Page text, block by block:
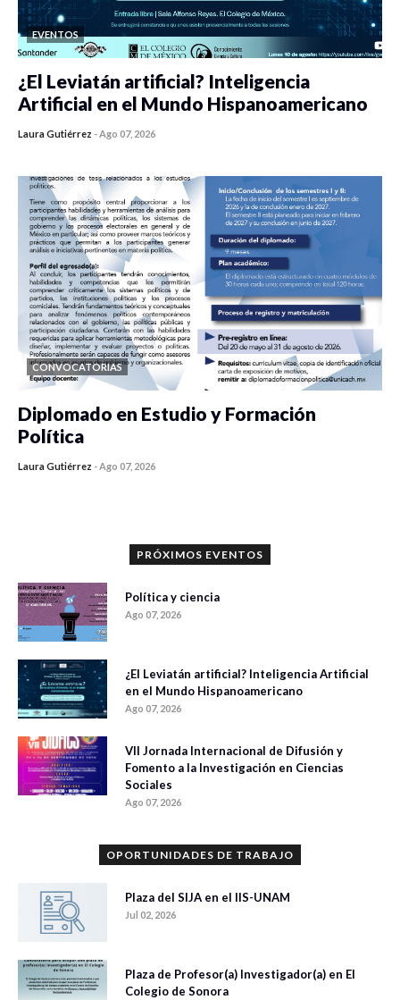
EVENTOS
¿El Leviatán artificial? Inteligencia
Artificial en el Mundo Hispanoamericano
Laura Gutiérrez -Ago 07, 2026
CONVOCATORIAS
Diplomado en Estudio y Formación
Política
Laura Gutiérrez -Ago 07, 2026
PRÓXIMOS EVENTOS
Política y ciencia
Ago 07, 2026
¿El Leviatán artificial? Inteligencia Artificial
en el Mundo Hispanoamericano
Ago 07, 2026
VII Jornada Internacional de Difusión y
Fomento a la Investigación en Ciencias
Sociales
Ago 07, 2026
OPORTUNIDADES DE TRABAJO
Plaza del SIJA en el IIS-UNAM
Jul 02, 2026
Plaza de Profesor(a) Investigador(a) en El
Colegio de Sonora